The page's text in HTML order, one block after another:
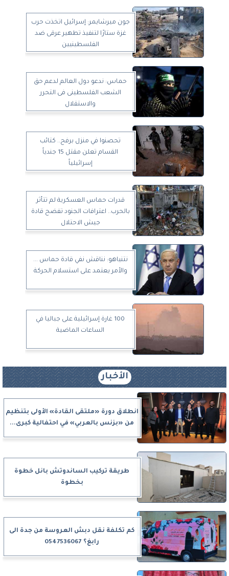
جون ميرشايمر: إسرائيل اتخذت حرب
غزة ستارًا لتنفيذ تطهير عرقى ضد
الفلسطينيين
حماس: ندعو دول العالم لدعم حق
الشعب الفلسطينى فى التحرر
والاستقلال
تحصنوا في منزل برفح.. كتائب
القسام تعلن مقتل 15 جندياً
إسرائيلياً
قدرات حماس العسكرية لم تتأثر
بالحرب.. اعترافات الجنود تفضح قادة
جيش الاحتلال
نتنياهو: نناقش نفي قادة حماس ...
والأمر يعتمد على استسلام الحركة
100 غارة إسرائيلية على جباليا في
الساعات الماضية
الأخبار
انطلاق دورة «ملتقى القادة» الأولى بتنظيم
من «بزنس بالعربي» في احتفالية كبرى...
طريقة تركيب الساندوتش بانل خطوة
بخطوة
كم تكلفة نقل دبش العروسة من جدة الى
رابغ؟ 0547536067